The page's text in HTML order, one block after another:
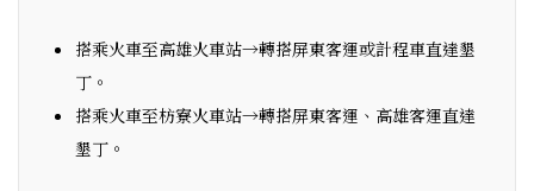
搭乘火車至高雄火車站→轉搭屏東客運或計程車直達墾
丁。
搭乘火車至枋寮火車站→轉搭屏東客運、高雄客運直達
墾丁。